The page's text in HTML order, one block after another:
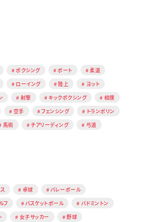
ボクシング ボート
柔道
ローイング 陸上
ヨット
射撃 キックボクシング
相撲
空手 フェンシング
トランポリン
馬術 チアリーディング
弓道
卓球
バレーボール
フ バスケットボール
バドミントン
女子サッカー 野球